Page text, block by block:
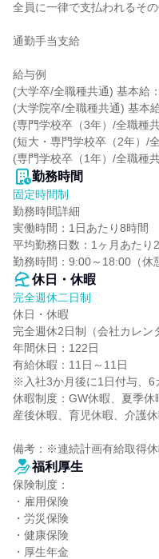
全員に一律で支払われるそ
通勤手当支給
給与例
(大学卒/全職種共通) 基本給
(大学院卒/全職種共通) 基本
(専門学校卒（3年）/全職種
(短大・専門学校卒（2年）/
(専門学校卒（1年）/全職種
勤務時間
固定時間制
勤務時間詳細
実働時間：1日あたり8時間
平均勤務日数：1ヶ月あたり
勤務時間：9:00～18:00（休
休日・休暇
完全週休二日制
休日・休暇
完全週休2日制（会社カレン
年間休日：122日
有給休暇：11日～11日
※入社3か月後に1日付与、6
休暇制度：GW休暇、夏季休
産後休暇、育児休暇、介護
備考：※連続計画有給取得休
福利厚生
保険制度：
・雇用保険
・労災保険
・健康保険
・厚生年金